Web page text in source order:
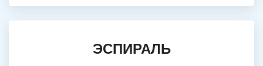
ЭСПИРАЛЬ